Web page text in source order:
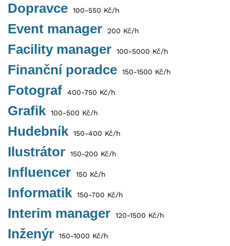
Dopravce 100-550 Kč/h
Event manager 200 Kč/h
Facility manager 100-5000 Kč/h
Finanční poradce 150-1500 Kč/h
Fotograf 400-750 Kč/h
Grafik 100-500 Kč/h
Hudebník 150-400 Kč/h
Ilustrátor 150-200 Kč/h
Influencer 150 Kč/h
Informatik 150-700 Kč/h
Interim manager 120-1500 Kč/h
Inženýr 150-1000 Kč/h